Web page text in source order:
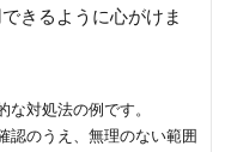
きるように心がけま
対処法の例です。
認のうえ、無理のない範囲